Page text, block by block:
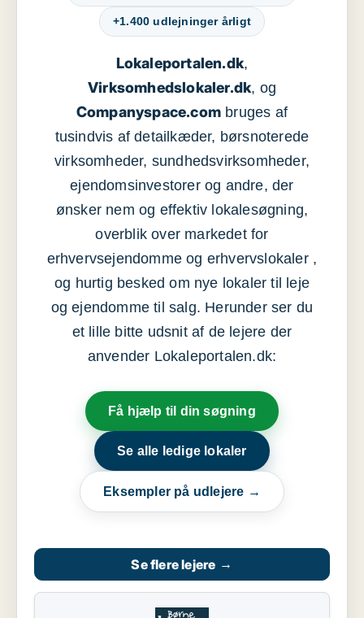
+1.400 udlejninger årligt
Lokaleportalen.dk,
Virksomhedslokaler.dk, og
Companyspace.com bruges af
tusindvis af detailkæder, børsnoterede
virksomheder, sundhedsvirksomheder,
ejendomsinvestorer og andre, der
ønsker nem og effektiv lokalesøgning,
overblik over markedet for
erhvervsejendomme og erhvervslokaler ,
og hurtig besked om nye lokaler til leje
og ejendomme til salg. Herunder ser du
et lille bitte udsnit af de lejere der
anvender Lokaleportalen.dk:
Få hjælp til din søgning
Se alle ledige lokaler
Eksempler på udlejere →
Se flere lejere →